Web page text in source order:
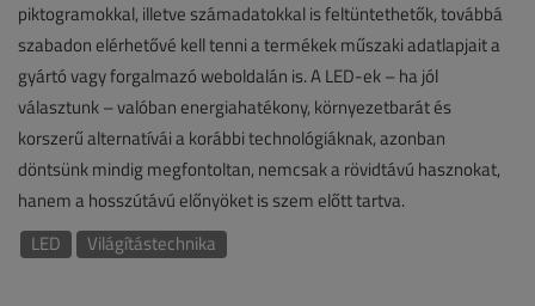
piktogramokkal, illetve számadatokkal is feltüntethetők, továbbá
szabadon elérhetővé kell tenni a termékek műszaki adatlapjait a
gyártó vagy forgalmazó weboldalán is. A LED-ek – ha jól
választunk – valóban energiahatékony, környezetbarát és
korszerű alternatívái a korábbi technológiáknak, azonban
döntsünk mindig megfontoltan, nemcsak a rövidtávú hasznokat,
hanem a hosszútávú előnyöket is szem előtt tartva.
LED
Világítástechnika